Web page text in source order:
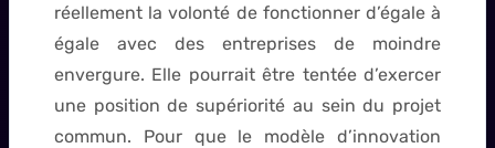
réellement la volonté de fonctionner d’égale à
égale avec des entreprises de moindre
envergure. Elle pourrait être tentée d’exercer
une position de supériorité au sein du projet
commun. Pour que le modèle d’innovation